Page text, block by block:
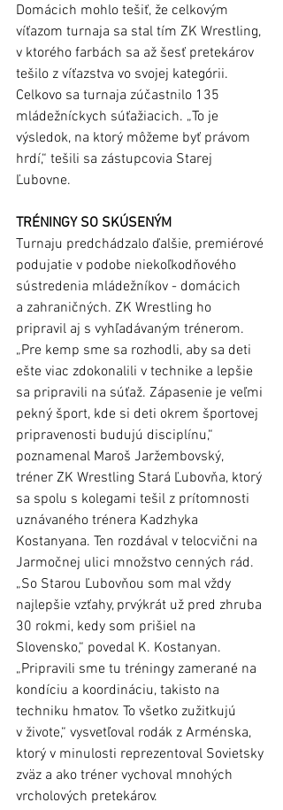
Domácich mohlo tešiť, že celkovým
víťazom turnaja sa stal tím ZK Wrestling,
v ktorého farbách sa až šesť pretekárov
tešilo z víťazstva vo svojej kategórii.
Celkovo sa turnaja zúčastnilo 135
mládežníckych súťažiacich. „To je
výsledok, na ktorý môžeme byť právom
hrdí,“ tešili sa zástupcovia Starej
Ľubovne.
TRÉNINGY SO SKÚSENÝM
Turnaju predchádzalo ďalšie, premiérové
podujatie v podobe niekoľkodňového
sústredenia mládežníkov - domácich
a zahraničných. ZK Wrestling ho
pripravil aj s vyhľadávaným trénerom.
„Pre kemp sme sa rozhodli, aby sa deti
ešte viac zdokonalili v technike a lepšie
sa pripravili na súťaž. Zápasenie je veľmi
pekný šport, kde si deti okrem športovej
pripravenosti budujú disciplínu,“
poznamenal Maroš Jaržembovský,
tréner ZK Wrestling Stará Ľubovňa, ktorý
sa spolu s kolegami tešil z prítomnosti
uznávaného trénera Kadzhyka
Kostanyana. Ten rozdával v telocvični na
Jarmočnej ulici množstvo cenných rád.
„So Starou Ľubovňou som mal vždy
najlepšie vzťahy, prvýkrát už pred zhruba
30 rokmi, kedy som prišiel na
Slovensko,“ povedal K. Kostanyan.
„Pripravili sme tu tréningy zamerané na
kondíciu a koordináciu, takisto na
techniku hmatov. To všetko zužitkujú
v živote,“ vysvetľoval rodák z Arménska,
ktorý v minulosti reprezentoval Sovietsky
zväz a ako tréner vychoval mnohých
vrcholových pretekárov.